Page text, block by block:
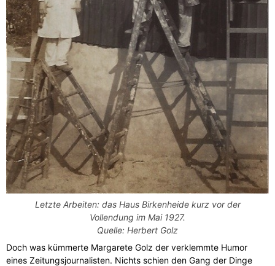
Letzte Arbeiten: das Haus Birkenheide kurz vor der
Vollendung im Mai 1927.
Quelle: Herbert Golz
Doch was kümmerte Margarete Golz der verklemmte Humor
eines Zeitungsjournalisten. Nichts schien den Gang der Dinge